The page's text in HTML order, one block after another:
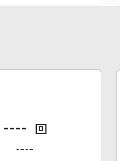
---- 回
----